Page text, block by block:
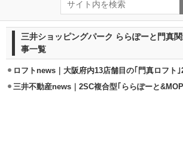
三井ショッピングパーク ららぽーと門真
事一覧
ロフトnews｜大阪府内13店舗目の｢門真ロフト